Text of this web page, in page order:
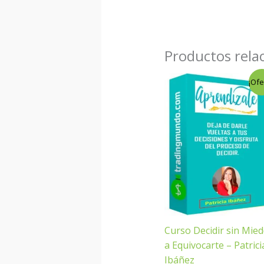
Productos
Curso Decidir sin
a Equivocarte –
Ibáñez
El
precio
original
era:
El
precio
actual
es: